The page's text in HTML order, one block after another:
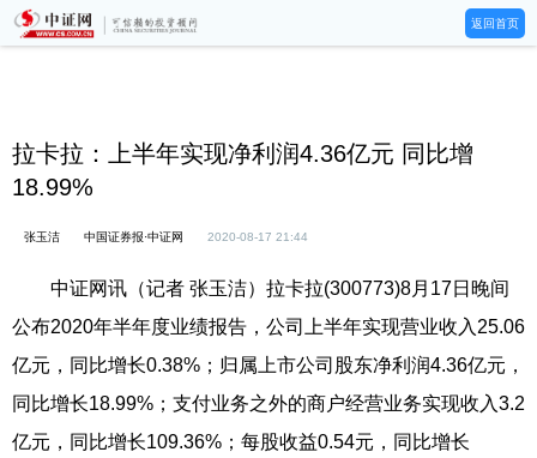
返回首页
拉卡拉：上半年实现净利润4.36亿元 同比增
18.99%
张玉洁 中国证券报·中证网 2020-08-17 21:44
中证网讯（记者 张玉洁）拉卡拉(300773)8月17日晚间
公布2020年半年度业绩报告，公司上半年实现营业收入25.06
亿元，同比增长0.38%；归属上市公司股东净利润4.36亿元，
同比增长18.99%；支付业务之外的商户经营业务实现收入3.2
亿元，同比增长109.36%；每股收益0.54元，同比增长